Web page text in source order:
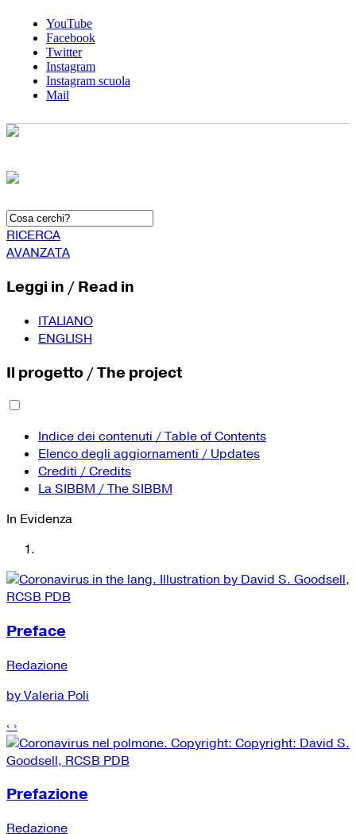
YouTube
Facebook
Twitter
Instagram
Instagram scuola
Mail
RICERCA
AVANZATA
Leggi in / Read in
ITALIANO
ENGLISH
Il progetto / The project
Indice dei contenuti / Table of Contents
Elenco degli aggiornamenti / Updates
Crediti / Credits
La SIBBM / The SIBBM
In Evidenza
Preface
Redazione
by Valeria Poli
‹ ›
Prefazione
Redazione